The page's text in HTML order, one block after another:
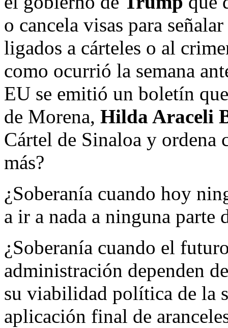
o cancela visas para
ligados a cárteles o al
como ocurrió la semana
EU se emitió un boletín
de Morena, Hilda Araceli
Cártel de Sinaloa y ordena
más?
¿Soberanía cuando hoy
a ir a nada a ninguna parte
¿Soberanía cuando el
administración dependen
su viabilidad política de la
aplicación final de